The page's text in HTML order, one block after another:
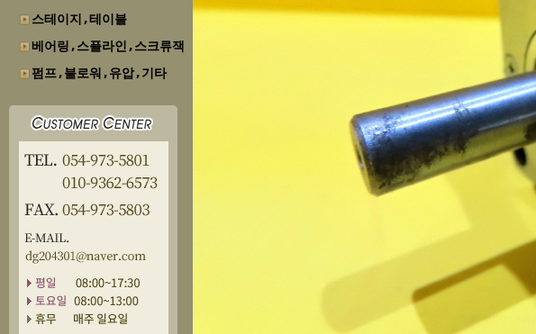
스테이지,테이블
베어링,스플라인,스크류잭
펌프,블로워,유압,기타